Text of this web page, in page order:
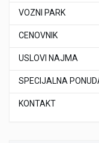
VOZNI PARK
CENOVNIK
USLOVI NAJMA
SPECIJALNA
KONTAKT